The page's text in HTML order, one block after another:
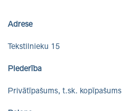
Adrese
Tekstilnieku 15
Piederība
Privātīpašums, t.sk. kopīpašums